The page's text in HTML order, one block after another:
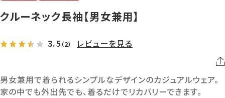
クルーネック長袖【男女兼用】
3.5 （2） レビューを見る
男女兼用で着られるシンプルなデザインのカジュアルウェア。
家の中でも外出先でも、着るだけでリカバリーできます。